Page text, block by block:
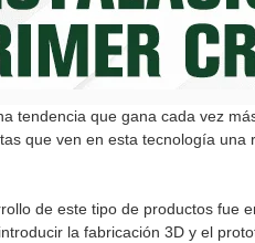
tendencia que gana cada vez
que ven en esta tecnología
de este tipo de productos fue
la fabricación 3D y el